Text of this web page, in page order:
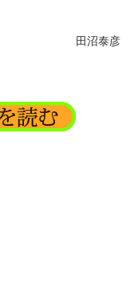
田沼泰彦